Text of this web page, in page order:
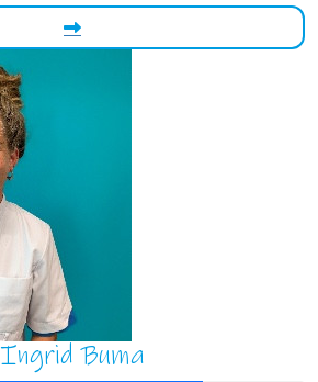
Ingrid Buma